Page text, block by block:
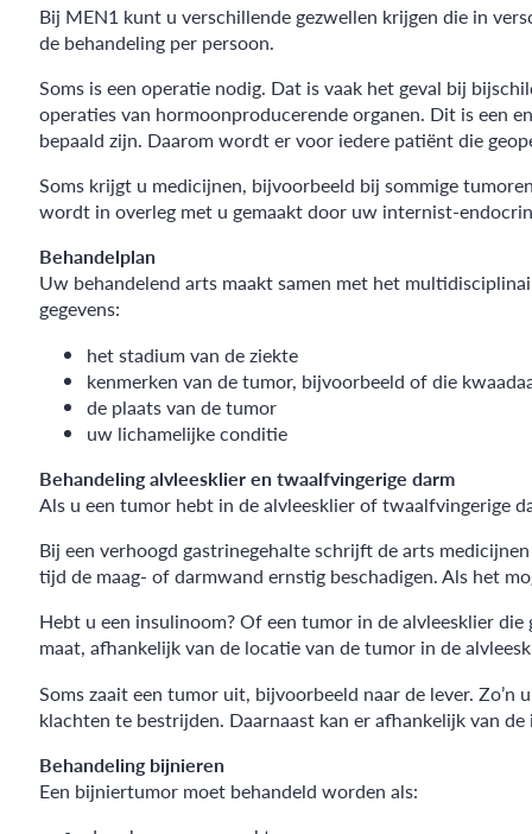
Bij MEN1 kunt u verschillende gezwellen krijgen die in
de behandeling per persoon.
Soms is een operatie nodig. Dat is vaak het geval bij
operaties van hormoonproducerende organen. Dit is een
bepaald zijn. Daarom wordt er voor iedere patiënt die
Soms krijgt u medicijnen, bijvoorbeeld bij sommige
wordt in overleg met u gemaakt door uw internist-
Behandelplan
Uw behandelend arts maakt samen met het
gegevens:
het stadium van de ziekte
kenmerken van de tumor, bijvoorbeeld of die
de plaats van de tumor
uw lichamelijke conditie
Behandeling alvleesklier en twaalfvingerige darm
Als u een tumor hebt in de alvleesklier of twaalfvingerige
Bij een verhoogd gastrinegehalte schrijft de arts
tijd de maag- of darmwand ernstig beschadigen. Als het
Hebt u een insulinoom? Of een tumor in de alvleesklier
maat, afhankelijk van de locatie van de tumor in de
Soms zaait een tumor uit, bijvoorbeeld naar de lever. Zo’n
klachten te bestrijden. Daarnaast kan er afhankelijk van
Behandeling bijnieren
Een bijniertumor moet behandeld worden als: